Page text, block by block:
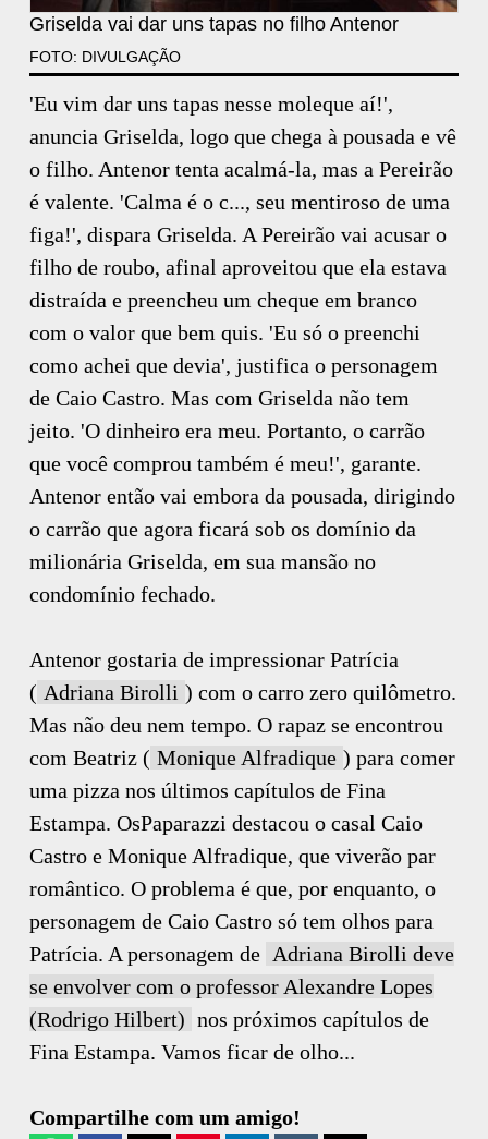
Griselda vai dar uns tapas no filho Antenor
FOTO: DIVULGAÇÃO
'Eu vim dar uns tapas nesse moleque aí!',
anuncia Griselda, logo que chega à pousada e vê
o filho. Antenor tenta acalmá-la, mas a Pereirão
é valente. 'Calma é o c..., seu mentiroso de uma
figa!', dispara Griselda. A Pereirão vai acusar o
filho de roubo, afinal aproveitou que ela estava
distraída e preencheu um cheque em branco
com o valor que bem quis. 'Eu só o preenchi
como achei que devia', justifica o personagem
de Caio Castro. Mas com Griselda não tem
jeito. 'O dinheiro era meu. Portanto, o carrão
que você comprou também é meu!', garante.
Antenor então vai embora da pousada, dirigindo
o carrão que agora ficará sob os domínio da
milionária Griselda, em sua mansão no
condomínio fechado.
Antenor gostaria de impressionar Patrícia
( Adriana Birolli ) com o carro zero quilômetro.
Mas não deu nem tempo. O rapaz se encontrou
com Beatriz ( Monique Alfradique ) para comer
uma pizza nos últimos capítulos de Fina
Estampa. OsPaparazzi destacou o casal Caio
Castro e Monique Alfradique, que viverão par
romântico. O problema é que, por enquanto, o
personagem de Caio Castro só tem olhos para
Patrícia. A personagem de Adriana Birolli deve
se envolver com o professor Alexandre Lopes
(Rodrigo Hilbert) nos próximos capítulos de
Fina Estampa. Vamos ficar de olho...
Compartilhe com um amigo!